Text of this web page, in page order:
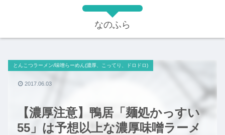
なのふら
【濃厚注意】鴨居「麺処かっすい
55」は予想以上な濃厚味噌ラーメ
とんこつラーメン/味噌らーめん(濃厚、こってり、ドロドロ)
2017.06.03